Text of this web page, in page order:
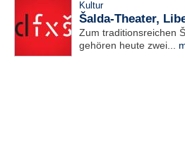
Kultur
Šalda-Theater,
Zum traditionsreichen
gehören heute zwei...